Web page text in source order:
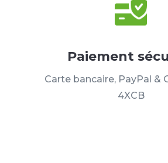
Paiement
Carte bancaire, PayPal &
4XCB